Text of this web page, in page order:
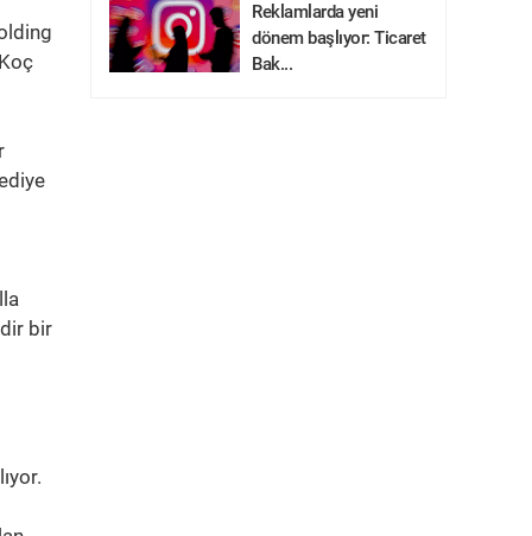
bir
Reklamlarda yeni
dönem başlıyor: Ticaret
Bak...